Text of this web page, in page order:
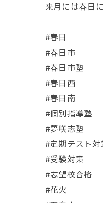
来月には春日
#春日
#春日市
#春日市塾
#春日西
#春日南
#個別指導塾
#夢咲志塾
#定期テスト対
#受験対策
#志望校合格
#花火